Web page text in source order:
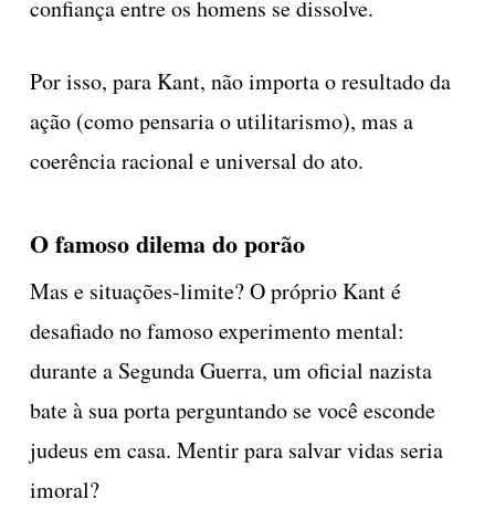
confiança entre os homens se dissolve.
Por isso, para Kant, não importa o resultado da
ação (como pensaria o utilitarismo), mas a
coerência racional e universal do ato.
O famoso dilema do porão
Mas e situações-limite? O próprio Kant é
desafiado no famoso experimento mental:
durante a Segunda Guerra, um oficial nazista
bate à sua porta perguntando se você esconde
judeus em casa. Mentir para salvar vidas seria
imoral?